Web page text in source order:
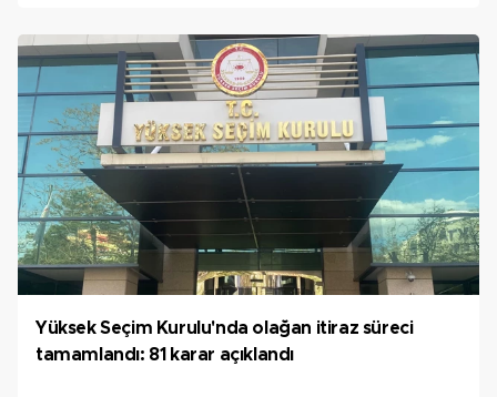
Yüksek Seçim Kurulu'nda olağan itiraz süreci
tamamlandı: 81 karar açıklandı